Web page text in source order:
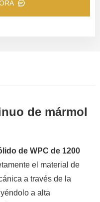
de mármol
de WPC de 1200
el material de
a través de la
a alta